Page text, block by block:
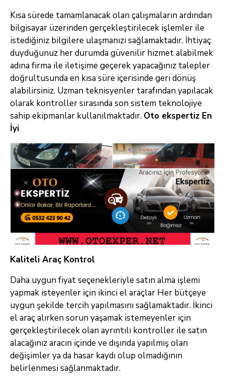
Kısa sürede tamamlanacak olan çalışmaların ardından
bilgisayar üzerinden gerçekleştirilecek işlemler ile
istediğiniz bilgilere ulaşmanızı sağlamaktadır. İhtiyaç
duyduğunuz her durumda güvenilir hizmet alabilmek
adına firma ile iletişime geçerek yapacağınız talepler
doğrultusunda en kısa süre içerisinde geri dönüş
alabilirsiniz. Uzman teknisyenler tarafından yapılacak
olarak kontroller sırasında son sistem teknolojiye
sahip ekipmanlar kullanılmaktadır. Oto ekspertiz En
İyi
Kaliteli Araç Kontrol
Daha uygun fiyat seçenekleriyle satın alma işlemi
yapmak isteyenler için ikinci el araçlar Her bütçeye
uygun şekilde tercih yapılmasını sağlamaktadır. İkinci
el araç alırken sorun yaşamak istemeyenler için
gerçekleştirilecek olan ayrıntılı kontroller ile satın
alacağınız aracın içinde ve dışında yapılmış olan
değişimler ya da hasar kaydı olup olmadığının
belirlenmesi sağlanmaktadır.